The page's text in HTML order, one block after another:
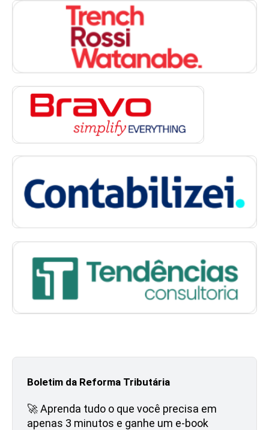
Boletim da Reforma Tributária
🚀 Aprenda tudo o que você precisa em
apenas 3 minutos e ganhe um e-book